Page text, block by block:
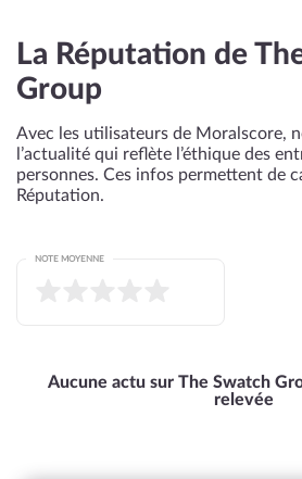
La Réputation de
Group
Avec les utilisateurs de Moralscore,
l’actualité qui reflète l’éthique des
personnes. Ces infos permettent de
Réputation.
NOTE MOYENNE
Aucune actu sur The Swatch
relevée